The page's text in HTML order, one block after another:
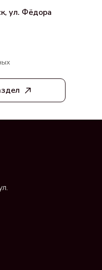
ул. Фёдора